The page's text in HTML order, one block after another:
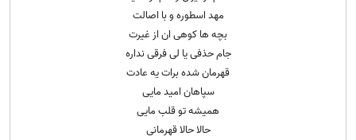
مهد اسطوره و با اصالت
بچه ها کوهی ان از غیرت
جام حذفی یا لی فرقی نداره
قهرمان شده برات یه عادت
سپاهان امید مایی
همیشه تو قلب مایی
حالا حالا قهرمانی